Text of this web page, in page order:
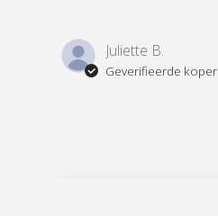
Juliette B.
Geverifieerde koper